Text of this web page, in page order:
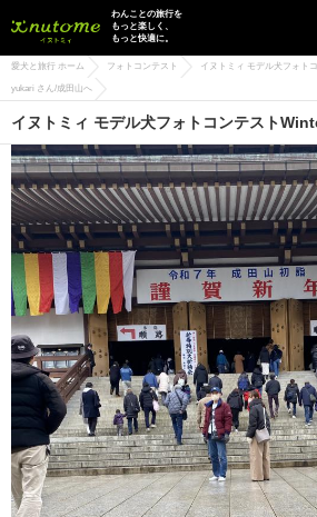
イヌトミィ
わんことの旅行を
もっと楽しく、
もっと快適に。
愛犬と旅行 ホーム フォトコンテスト イヌトミィ モデル犬フォト
yukari さん/成田山へ
イヌトミィ モデル犬フォトコンテスト